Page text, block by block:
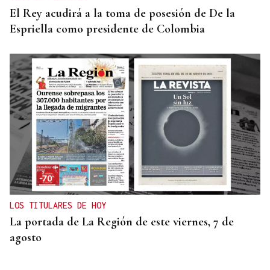
El Rey acudirá a la toma de posesión de De la
Espriella como presidente de Colombia
LOS TITULARES DE HOY
La portada de La Región de este viernes, 7 de
agosto